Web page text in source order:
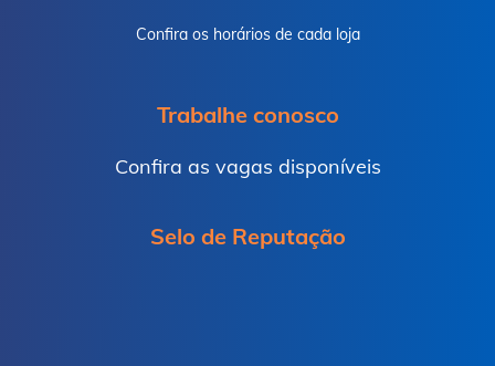
Confira os horários de cada loja
Trabalhe conosco
Confira as vagas disponíveis
Selo de Reputação